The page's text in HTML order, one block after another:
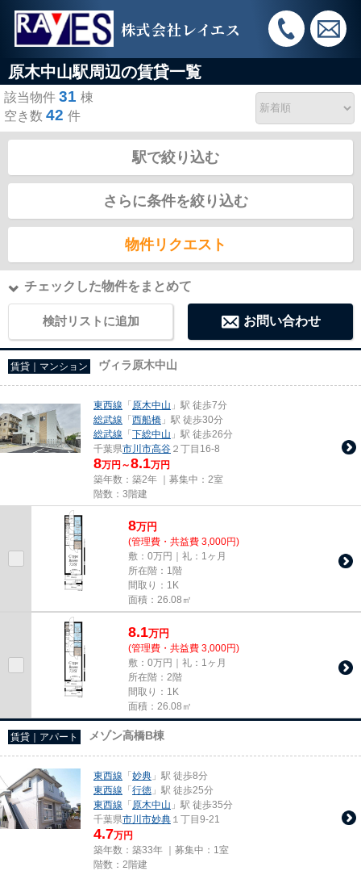
株式会社レイエス
原木中山駅周辺の賃貸一覧
該当物件 31 棟
空き数 42 件
駅で絞り込む
さらに条件を絞り込む
物件リクエスト
チェックした物件をまとめて
検討リストに追加 お問い合わせ
賃貸｜マンション ヴィラ原木中山
東西線 「原木中山 」駅 徒歩7分
総武線 「西船橋 」駅 徒歩30分
総武線 「下総中山 」駅 徒歩26分
千葉県市川市高谷 ２丁目16-8
8万円～8.1万円
築年数：築2年 ｜募集中： 2室
階数：3階建
8万円
(管理費・共益費 3,000円)
敷：0万円｜礼：1ヶ月
所在階：1階
間取り：1K
面積：26.08㎡
8.1万円
(管理費・共益費 3,000円)
敷：0万円｜礼：1ヶ月
所在階：2階
間取り：1K
面積：26.08㎡
賃貸｜アパート メゾン高橋B棟
東西線 「妙典 」駅 徒歩8分
東西線 「行徳 」駅 徒歩25分
東西線 「原木中山 」駅 徒歩35分
千葉県市川市妙典 １丁目9-21
4.7万円
築年数：築33年 ｜募集中： 1室
階数：2階建